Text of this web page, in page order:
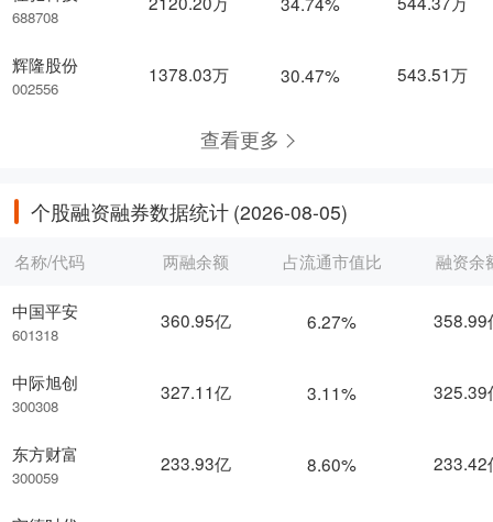
688708
辉隆股份
002556
1378.03万 30.47% 543.51万
查看更多
个股融资融券数据统计 (2026-08-05)
名称/代码
中国平安
601318
中际旭创
300308
东方财富
300059
两融余额 占流通市值比 融资余
360.95亿 6.27% 358.99
327.11亿 3.11% 325.39
233.93亿 8.60% 233.42